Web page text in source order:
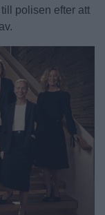
polisen efter att